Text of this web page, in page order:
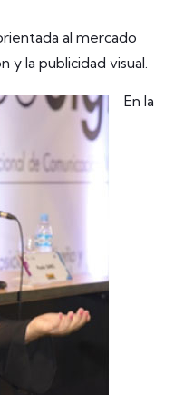
al mercado
y la publicidad visual.
En la